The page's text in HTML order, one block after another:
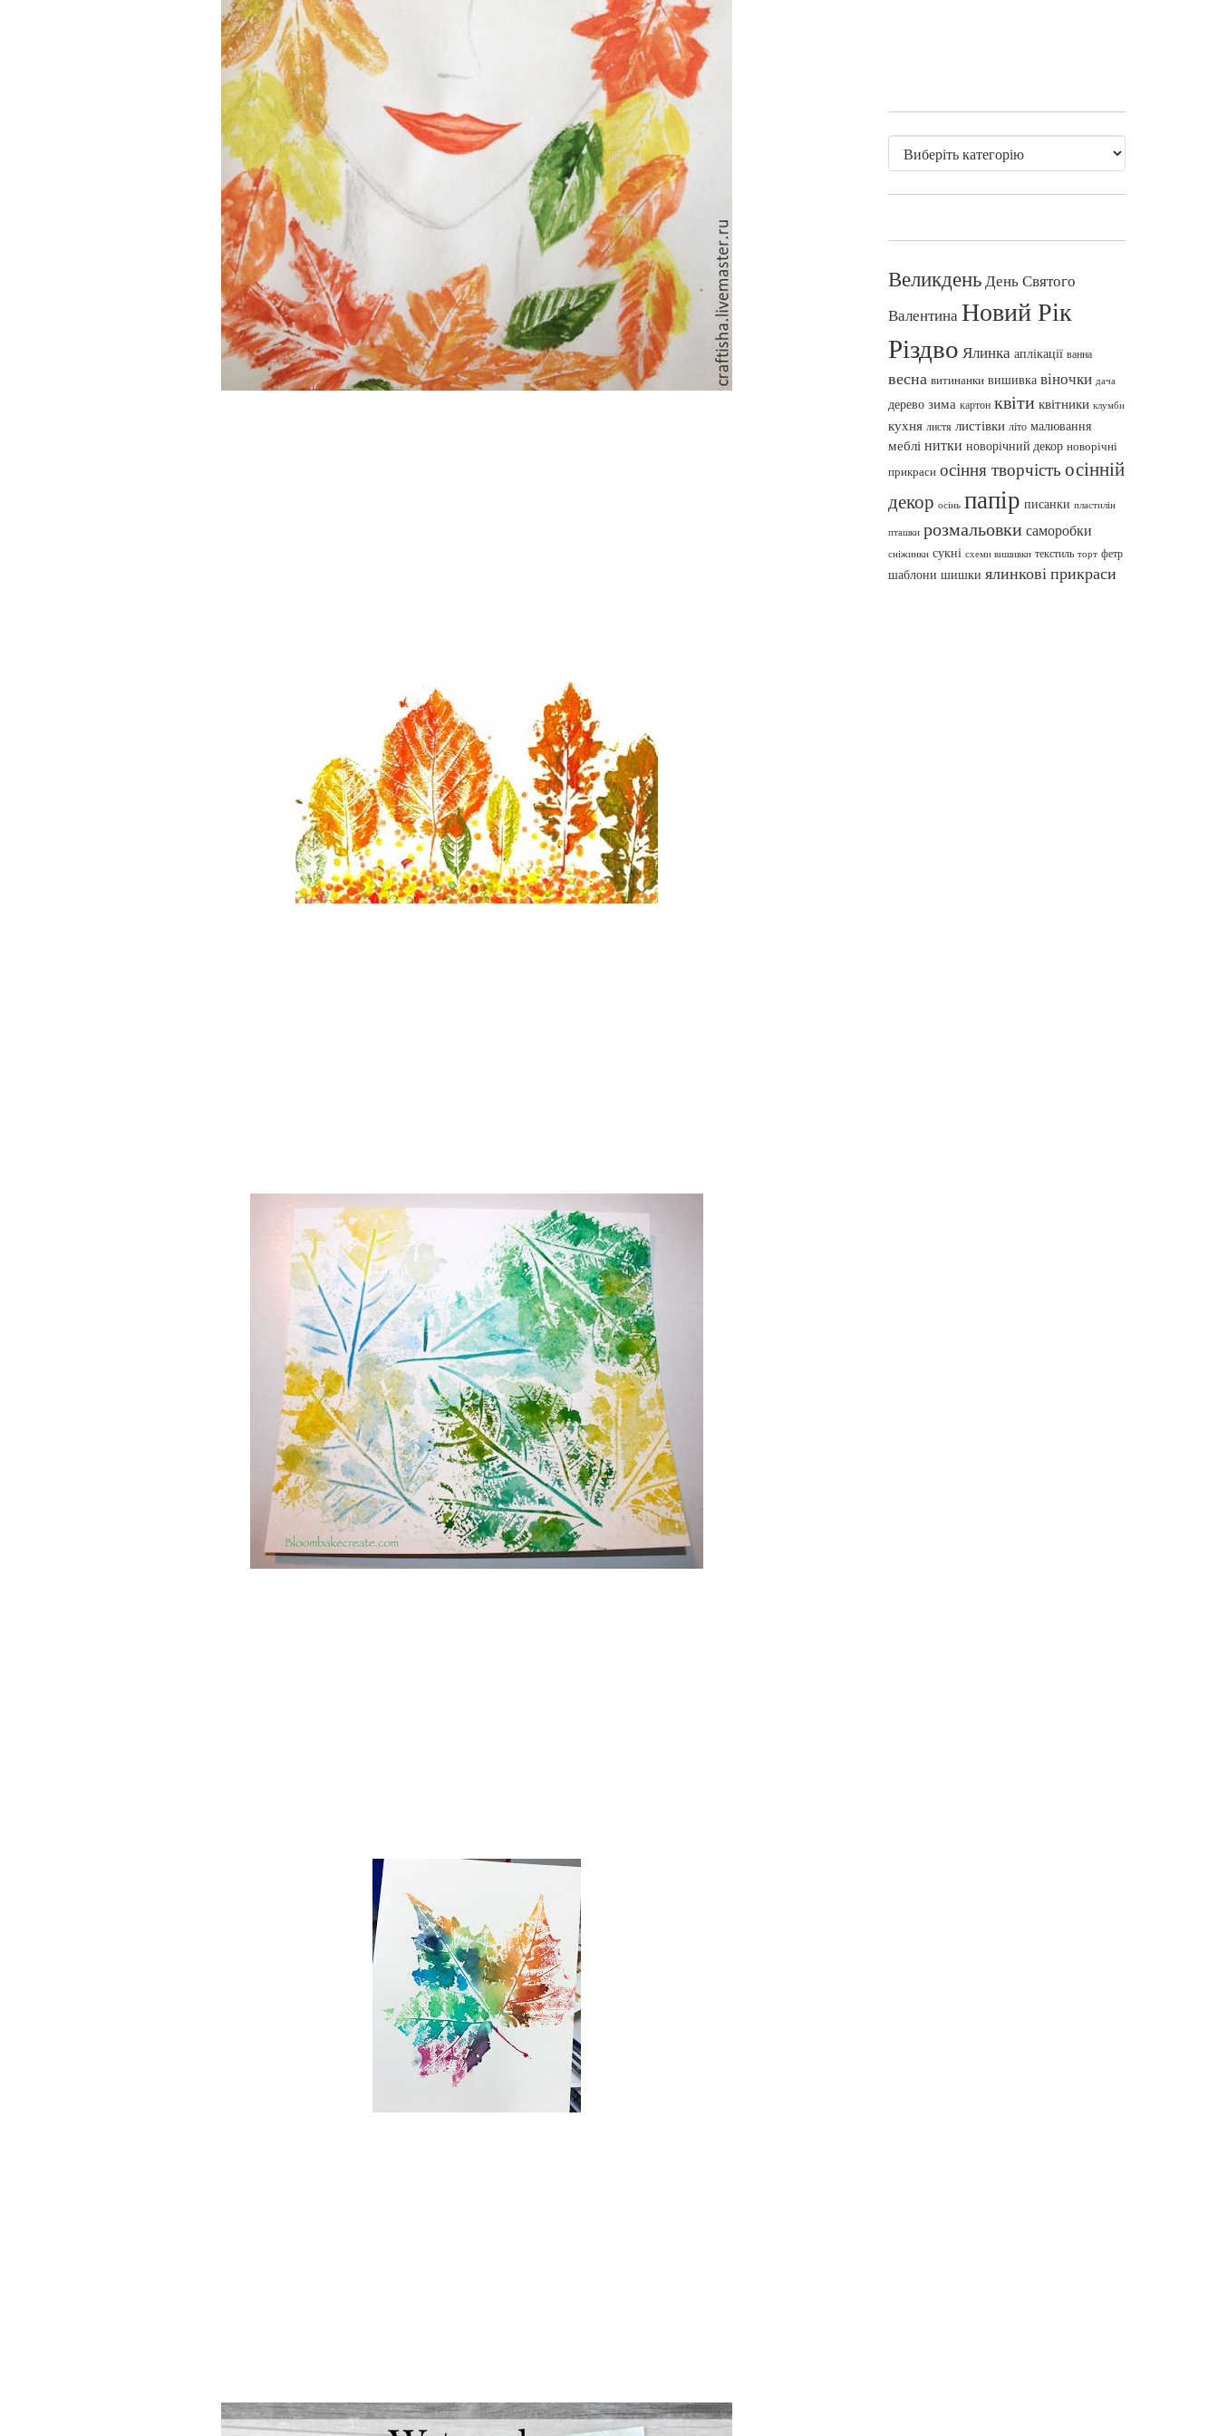
ВеликденьДень Святого
ВалентинаНовий Рік
Різдво Ялинка аплікації ванна
весна витинанки вишивка віночки дача
дерево зима картон квіти квітники клумби
кухня листя листівки літо малювання
меблі нитки новорічний декор новорічні
прикраси осіння творчість осінній
декор осінь папір писанки пластилін
пташки розмальовки саморобки
сніжинки сукні схеми вишивки текстиль торт фетр
шаблони шишки ялинкові прикраси